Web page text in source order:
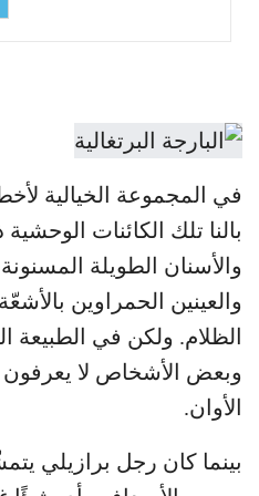
في المجموعة الخيالية
بالنا تلك الكائنات
والأسنان الطويلة
والعينين الحمراوين
الظلام. ولكن في الطبيعة
وبعض الأشخاص لا يعرفون
الأوان.
بينما كان رجل برازيلي